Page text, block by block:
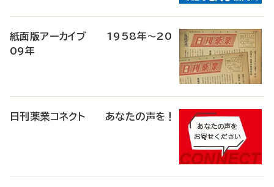
紙面版アーカイブ 1958年～20
09年
日刊薬業コネクト あなたの声を！